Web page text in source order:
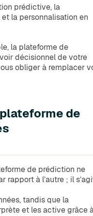
prédictive, la
la personnalisation en
la plateforme de
décisionnel de votre
obliger à remplacer
de
de prédiction ne
rapport à l’autre ; il
tandis que la
et les active grâce